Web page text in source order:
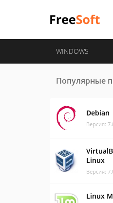
WINDOWS
Популярные
Debian
Версия:
Linux
Версия:
Linux